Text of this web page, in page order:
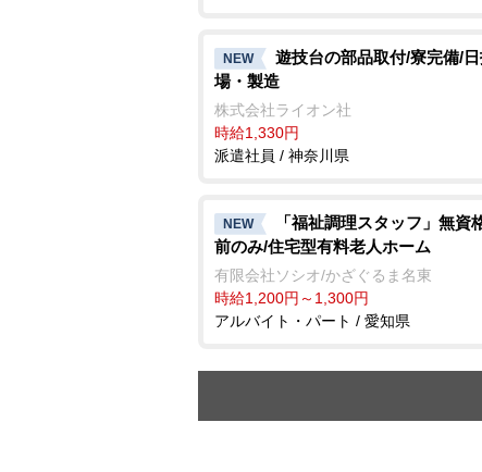
NEW
遊技台の部品取付/寮完備/
場・製造
株式会社ライオン社
時給1,330円
派遣社員 / 神奈川県
NEW
「福祉調理スタッフ」無資
前のみ/住宅型有料老人ホーム
有限会社ソシオ/かざぐるま名東
時給1,200円～1,300円
アルバイト・パート / 愛知県